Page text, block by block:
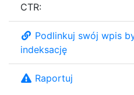
CTR:
Podlinkuj swój wpis
indeksację
Raportuj